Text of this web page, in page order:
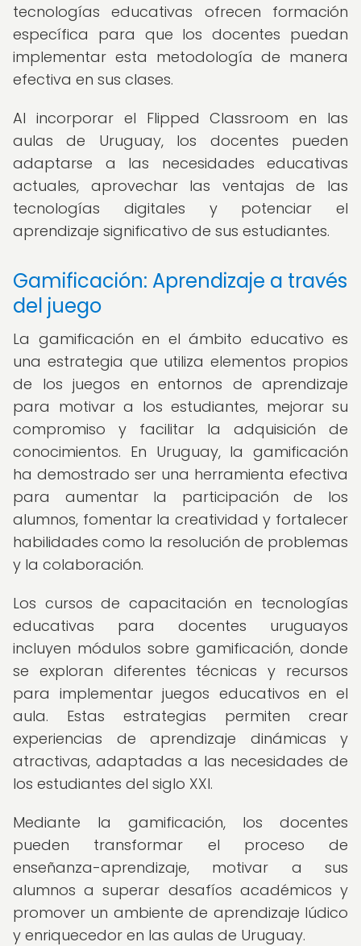
tecnologías educativas ofrecen formación
específica para que los docentes puedan
implementar esta metodología de manera
efectiva en sus clases.
Al incorporar el Flipped Classroom en las
aulas de Uruguay, los docentes pueden
adaptarse a las necesidades educativas
actuales, aprovechar las ventajas de las
tecnologías digitales y potenciar el
aprendizaje significativo de sus estudiantes.
Gamificación: Aprendizaje a través
del juego
La gamificación en el ámbito educativo es
una estrategia que utiliza elementos propios
de los juegos en entornos de aprendizaje
para motivar a los estudiantes, mejorar su
compromiso y facilitar la adquisición de
conocimientos. En Uruguay, la gamificación
ha demostrado ser una herramienta efectiva
para aumentar la participación de los
alumnos, fomentar la creatividad y fortalecer
habilidades como la resolución de problemas
y la colaboración.
Los cursos de capacitación en tecnologías
educativas para docentes uruguayos
incluyen módulos sobre gamificación, donde
se exploran diferentes técnicas y recursos
para implementar juegos educativos en el
aula. Estas estrategias permiten crear
experiencias de aprendizaje dinámicas y
atractivas, adaptadas a las necesidades de
los estudiantes del siglo XXI.
Mediante la gamificación, los docentes
pueden transformar el proceso de
enseñanza-aprendizaje, motivar a sus
alumnos a superar desafíos académicos y
promover un ambiente de aprendizaje lúdico
y enriquecedor en las aulas de Uruguay.